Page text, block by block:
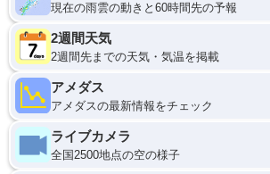
現在の雨雲の動きと60時間先の予報
2週間天気
2週間先までの天気・気温を掲載
アメダス
アメダスの最新情報をチェック
ライブカメラ
全国2500地点の空の様子